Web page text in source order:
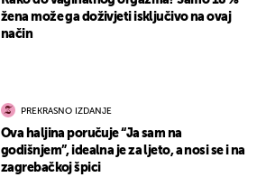
žena može ga doživjeti isključivo na ovaj
način
PREKRASNO IZDANJE
Ova haljina poručuje “Ja sam na
godišnjem”, idealna je za ljeto, a nosi se i na
zagrebačkoj špici